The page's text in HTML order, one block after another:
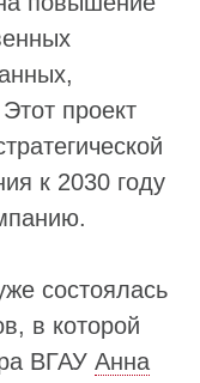
проект
к 2030 году
состоялась
в которой
ВГАУ Анна